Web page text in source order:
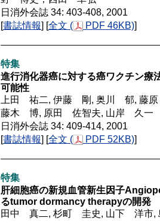
日消外会誌 34: 403-408, 2001
[書誌情報] [全文 ( PDF 46KB)]
特集
進行消化器癌に対する癌ワクチン
可能性
上田 祐二, 伊藤 剛, 奥川 郁, 藤
藤木 博, 原田 佐智夫, 山岸 久一
日消外会誌 34: 409-414, 2001
[書誌情報] [全文 ( PDF 52KB)]
特集
肝細胞癌の新規血管新生因子
るtumor dormancy therapyの開発
田中 真二, 杉町 圭史, 山下 洋市